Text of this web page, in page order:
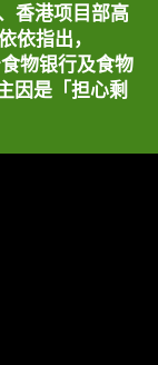
香港项目部高
依指出，
物银行及食物
因是「担心剩